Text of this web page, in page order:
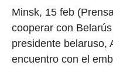
Minsk, 15 feb
cooperar con
presidente belaruso,
encuentro con el